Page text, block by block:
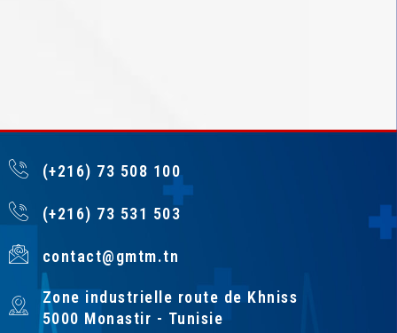
(+216) 73 508 100
(+216) 73 531 503
contact@gmtm.tn
Zone industrielle route de Khniss
5000 Monastir - Tunisie